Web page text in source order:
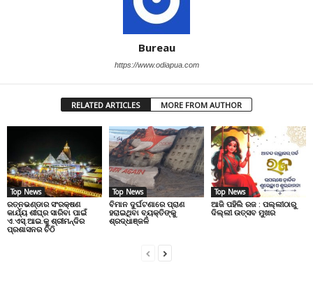
Bureau
https://www.odiapua.com
RELATED ARTICLES MORE FROM AUTHOR
Top News
ରତ୍ନଭଣ୍ଡାର ସଂରକ୍ଷଣ
କାର୍ଯ୍ୟ ଶୀଘ୍ର ସାରିବା ପାଇଁ
ଏ.ଏସ୍.ଆଇ.କୁ ଶ୍ରୀମନ୍ଦିର
ପ୍ରଶାସନର ଚିଠି
Top News
ବିମାନ ଦୁର୍ଘଟଣାରେ ପ୍ରାଣ
ହରାଇଥିବା ବ୍ୟକ୍ତିଙ୍କୁ
ଶ୍ରଦ୍ଧାଞ୍ଜଳି
Top News
ଆଜି ପହିଲି ରଜ : ପଲ୍ଲୀଠାରୁ
ଦିଲ୍ଲୀ ଉତ୍ସବ ମୁଖର